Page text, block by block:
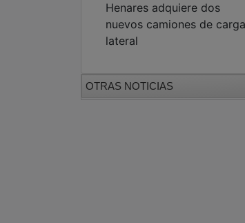
Henares adquiere dos
nuevos camiones de carga
lateral
OTRAS NOTICIAS